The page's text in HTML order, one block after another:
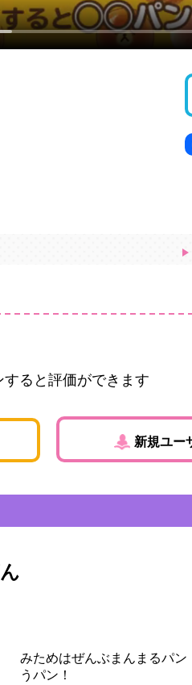
すると評価ができます
新規ユー
みためはぜんぶまんまるパ
うパン！